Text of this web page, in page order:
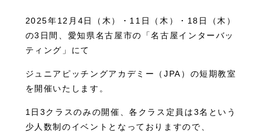
2025年12月4日（木）・11日（木）・18日（木）
の3日間、愛知県名古屋市の「名古屋インターバッ
ティング」にて
ジュニアピッチングアカデミー（JPA）の短期教室
を開催いたします。
1日3クラスのみの開催、各クラス定員は3名という
少人数制のイベントとなっておりますので、